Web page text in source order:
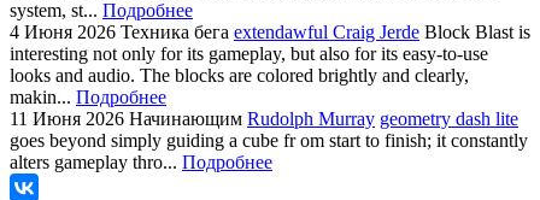
system, st... Подробнее
4 Июня 2026 Техника бега extendawful Craig Jerde Block Blast is
interesting not only for its gameplay, but also for its easy-to-use
looks and audio. The blocks are colored brightly and clearly,
makin... Подробнее
11 Июня 2026 Начинающим Rudolph Murray geometry dash lite
goes beyond simply guiding a cube fr om start to finish; it constantly
alters gameplay thro... Подробнее